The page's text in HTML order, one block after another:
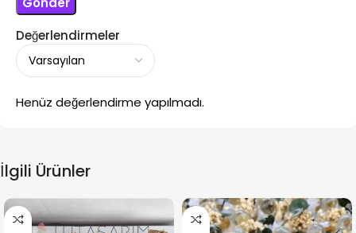
Değerlendirmeler
Henüz değerlendirme yapılmadı.
İlgili Ürünler